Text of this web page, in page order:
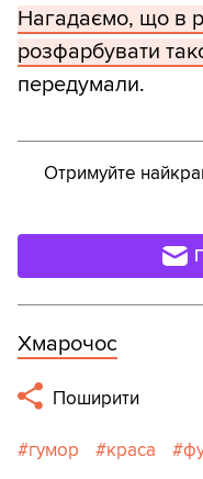
Нагадаємо, що в
розфарбувати
передумали.
Отримуйте
Хмарочос
Поширити
гумор краса